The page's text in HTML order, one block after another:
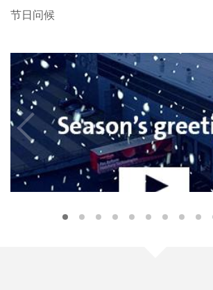
节日问候